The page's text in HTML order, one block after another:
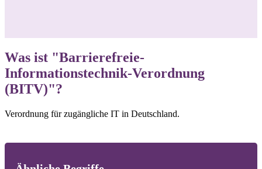
Was ist "Barrierefreie-
Informationstechnik-Verordnung
(BITV)"?
Verordnung für zugängliche IT in Deutschland.